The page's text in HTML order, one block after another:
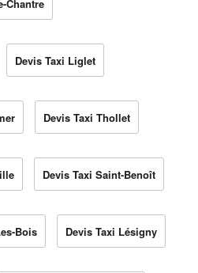
Chantre
Devis Taxi Liglet
Devis Taxi Thollet
Devis Taxi Saint-Benoît
Bois Devis Taxi Lésigny